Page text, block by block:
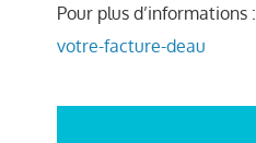
Pour plus d’informations :
votre-facture-deau